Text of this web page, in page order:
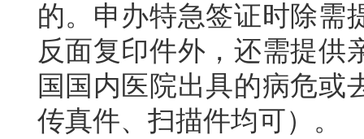
的。申办特急签证时除需
反面复印件外，还需提供
国国内医院出具的病危或
传真件、扫描件均可）。